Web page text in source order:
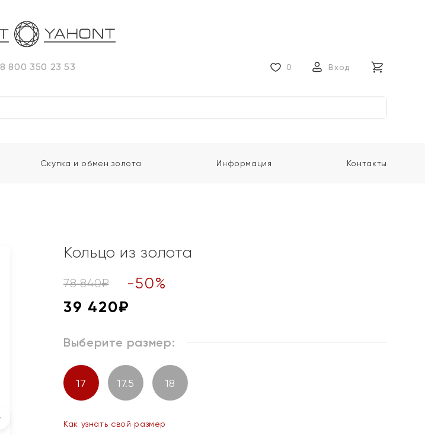
8 800 350 23 53 0 Вход
Скупка и обмен золота Информация Контакты
Кольцо из золота
78 840₽ -50%
39 420₽
Выберите размер:
17 17.5 18
Как узнать свой размер